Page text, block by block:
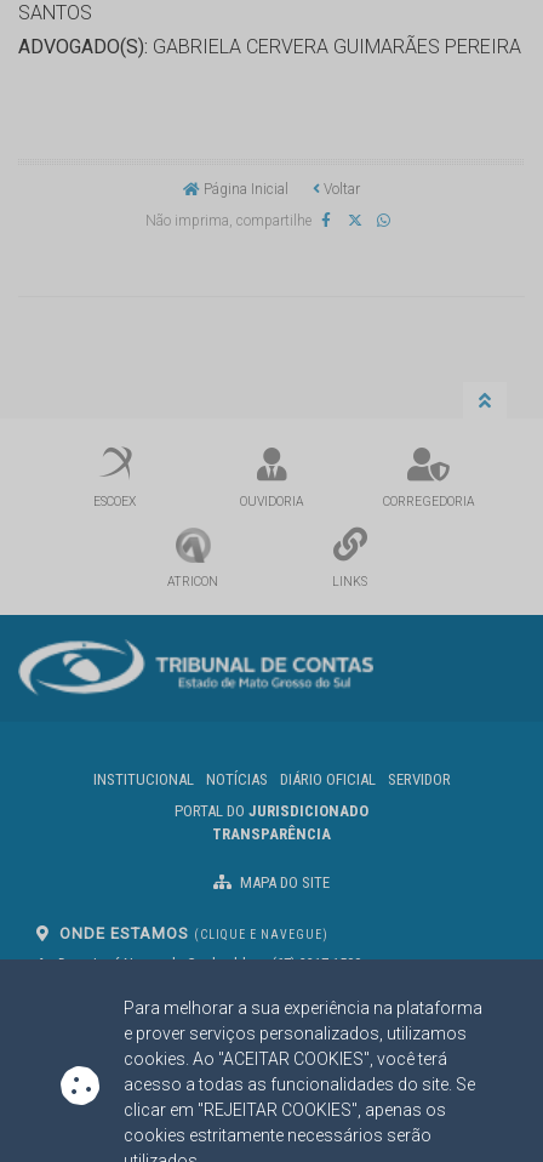
Para melhorar a sua experiência na plataforma
e prover serviços personalizados, utilizamos
cookies. Ao "ACEITAR COOKIES", você terá
acesso a todas as funcionalidades do site. Se
clicar em "REJEITAR COOKIES", apenas os
cookies estritamente necessários serão
SANTOS
ADVOGADO(S): GABRIELA CERVERA GUIMARÃES PEREIRA
Página Inicial
Voltar
Não imprima, compartilhe
ESCOEX OUVIDORIA CORREGEDORIA
ATRICON LINKS
INSTITUCIONAL NOTÍCIAS DIÁRIO OFICIAL
SERVIDOR
PORTAL DO JURISDICIONADO
TRANSPARÊNCIA
MAPA DO SITE
ONDE ESTAMOS (CLIQUE E NAVEGUE)
Av. Des. José Nunes da Cunha, bloco
Campo Grande/MS
CEP: 79031-310
(67) 3317-1500
SIGA NOSSAS REDES SOCIAIS